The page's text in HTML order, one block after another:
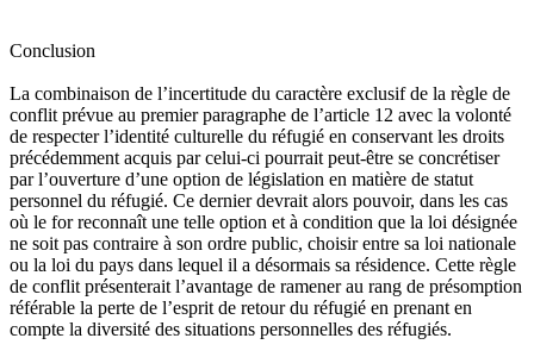
Conclusion
La combinaison de l’incertitude du caractère exclusif de la règle de
conflit prévue au premier paragraphe de l’article 12 avec la volonté
de respecter l’identité culturelle du réfugié en conservant les droits
précédemment acquis par celui-ci pourrait peut-être se concrétiser
par l’ouverture d’une option de législation en matière de statut
personnel du réfugié. Ce dernier devrait alors pouvoir, dans les cas
où le for reconnaît une telle option et à condition que la loi désignée
ne soit pas contraire à son ordre public, choisir entre sa loi nationale
ou la loi du pays dans lequel il a désormais sa résidence. Cette règle
de conflit présenterait l’avantage de ramener au rang de présomption
référable la perte de l’esprit de retour du réfugié en prenant en
compte la diversité des situations personnelles des réfugiés.